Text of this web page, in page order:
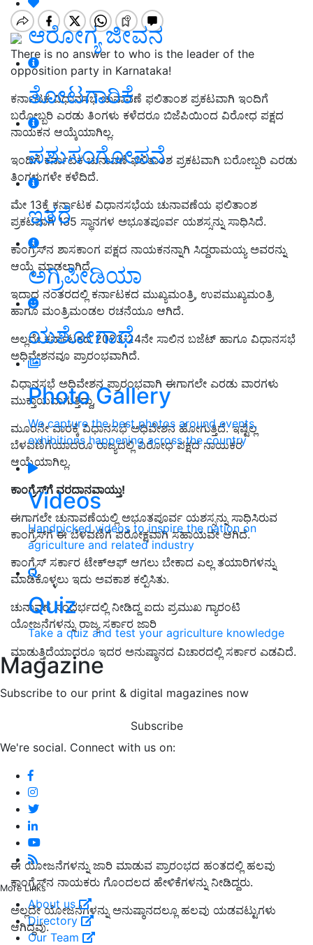
ಆರೋಗ್ಯ ಜೀವನ
ತೋಟಗಾರಿಕೆ
ಪಶುಸಂಗೋಪನೆ
ಇತರೆ
ಅಗ್ರಿಪೀಡಿಯಾ
ಯಶೋಗಾಥೆ
Photo Gallery
We capture the best photos around events,
exhibitions happening across the country
Videos
Handpicked videos to inspire the nation on
agriculture and related industry
Quiz
Take a quiz and test your agriculture knowledge
Magazine
Subscribe to our print & digital magazines now
Subscribe
We're social. Connect with us on:
More Links
About us
Directory
Our Team
There is no answer to who is the leader of the
opposition party in Karnataka!
ಕರ್ನಾಟಕ ವಿಧಾನಸಭೆ ಚುನಾವಣೆ ಫಲಿತಾಂಶ ಪ್ರಕಟವಾಗಿ ಇಂದಿಗೆ
ಬರೋಬ್ಬರಿ ಎರಡು ತಿಂಗಳು ಕಳೆದರೂ ಬಿಜೆಪಿಯಿಂದ ವಿರೋಧ ಪಕ್ಷದ
ನಾಯಕನ ಆಯ್ಕೆಯಾಗಿಲ್ಲ.
ಇಂದಿಗೆ ಕರ್ನಾಟಕ ಚುನಾವಣೆ ಫಲಿತಾಂಶ ಪ್ರಕಟವಾಗಿ ಬರೋಬ್ಬರಿ ಎರಡು
ತಿಂಗಳುಗಳೇ ಕಳೆದಿದೆ.
ಮೇ 13ಕ್ಕೆ ಕರ್ನಾಟಕ ವಿಧಾನಸಭೆಯ ಚುನಾವಣೆಯ ಫಲಿತಾಂಶ
ಪ್ರಕಟವಾಗಿ 135 ಸ್ಥಾನಗಳ ಅಭೂತಪೂರ್ವ ಯಶಸ್ಸನ್ನು ಸಾಧಿಸಿದೆ.
ಕಾಂಗ್ರೆಸ್‌ನ ಶಾಸಕಾಂಗ ಪಕ್ಷದ ನಾಯಕನನ್ನಾಗಿ ಸಿದ್ದರಾಮಯ್ಯ ಅವರನ್ನು
ಆಯ್ಕೆ ಮಾಡಲಾಗಿದೆ.
ಇದಾದ ನಂತರದಲ್ಲಿ ಕರ್ನಾಟಕದ ಮುಖ್ಯಮಂತ್ರಿ, ಉಪಮುಖ್ಯಮಂತ್ರಿ
ಹಾಗೂ ಮಂತ್ರಿಮಂಡಲ ರಚನೆಯೂ ಆಗಿದೆ.
ಅಲ್ಲದೇ ಕರ್ನಾಟಕದ 2023-24ನೇ ಸಾಲಿನ ಬಜೆಟ್‌ ಹಾಗೂ ವಿಧಾನಸಭೆ
ಅಧಿವೇಶನವೂ ಪ್ರಾರಂಭವಾಗಿದೆ.
ವಿಧಾನಸಭೆ ಅಧಿವೇಶನ ಪ್ರಾರಂಭವಾಗಿ ಈಗಾಗಲೇ ಎರಡು ವಾರಗಳು
ಮುಕ್ತಾಯವಾಗುತ್ತಿದ್ದು,
ಮೂರನೇ ವಾರಕ್ಕೆ ವಿಧಾನಸಭೆ ಅಧಿವೇಶನ ಹೋಗುತ್ತಿದೆ. ಇಷ್ಟೆಲ್ಲ
ಬೆಳವಣಿಗೆಯಾದರೂ ರಾಜ್ಯದಲ್ಲಿ ವಿರೋಧ ಪಕ್ಷದ ನಾಯಕರ
ಆಯ್ಕೆಯಾಗಿಲ್ಲ.
ಕಾಂಗ್ರೆಸ್‌ಗೆ ವರದಾನವಾಯ್ತು!
ಈಗಾಗಲೇ ಚುನಾವಣೆಯಲ್ಲಿ ಅಭೂತಪೂರ್ವ ಯಶಸ್ಸನ್ನು ಸಾಧಿಸಿರುವ
ಕಾಂಗ್ರೆಸ್‌ಗೆ ಈ ಬೆಳವಣಿಗೆ ಪರೋಕ್ಷವಾಗಿ ಸಹಾಯವೇ ಆಗಿದೆ.
ಕಾಂಗ್ರೆಸ್‌ ಸರ್ಕಾರ ಟೇಕ್‌ಆಫ್‌ ಆಗಲು ಬೇಕಾದ ಎಲ್ಲ ತಯಾರಿಗಳನ್ನು
ಮಾಡಿಕೊಳ್ಳಲು ಇದು ಅವಕಾಶ ಕಲ್ಪಿಸಿತು.
ಚುನಾವಣೆ ಸಂದರ್ಭದಲ್ಲಿ ನೀಡಿದ್ದ ಐದು ಪ್ರಮುಖ ಗ್ಯಾರಂಟಿ
ಯೋಜನೆಗಳನ್ನು ರಾಜ್ಯ ಸರ್ಕಾರ ಜಾರಿ
ಮಾಡುತ್ತಿದೆಯಾದರೂ ಇದರ ಅನುಷ್ಠಾನದ ವಿಚಾರದಲ್ಲಿ ಸರ್ಕಾರ ಎಡವಿದೆ.
ಈ ಯೋಜನೆಗಳನ್ನು ಜಾರಿ ಮಾಡುವ ಪ್ರಾರಂಭದ ಹಂತದಲ್ಲಿ ಹಲವು
ಕಾಂಗ್ರೆಸ್‌ನ ನಾಯಕರು ಗೊಂದಲದ ಹೇಳಿಕೆಗಳನ್ನು ನೀಡಿದ್ದರು.
ಅಲ್ಲದೇ ಯೋಜನೆಗಳನ್ನು ಅನುಷ್ಠಾನದಲ್ಲೂ ಹಲವು ಯಡವಟ್ಟುಗಳು
ಆಗಿದ್ದವು.